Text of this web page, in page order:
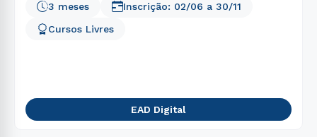
3 meses
Cursos Livres
Inscrição: 02/06 a 30/11
EAD Digital